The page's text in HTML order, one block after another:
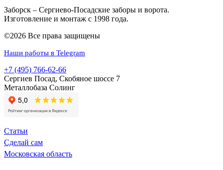
Заборск – Сергиево-Посадские заборы и ворота.
Изготовление и монтаж с 1998 года.
©2026 Все права защищены
Наши работы в Telegram
+7 (495) 766-62-66
Сергиев Посад, Скобяное шоссе 7
Металлобаза Солинг
Статьи
Сделай сам
Московская область